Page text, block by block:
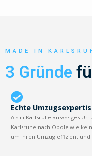
MADE IN
3 Gründe
Echte
Als in Karlsruhe ansässiges
Karlsruhe nach Opole wie
um Ihren Umzug effizient und